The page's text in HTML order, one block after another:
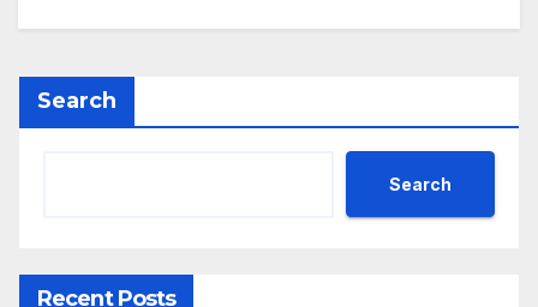
Search
Search
Recent Posts